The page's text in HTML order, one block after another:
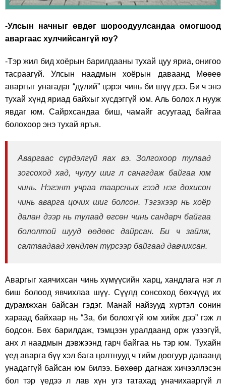
-Улсын начныг өвдөг шороодуулсандаа омогшоод
аваргаас хулчийсангүй юу?
-Тэр жил бид хоёрын барилдааны тухай цуу яриа, онигоо
тасраагүй. Улсын наадмын хоёрын даваанд Мөөеө
аваргыг унагадаг “дүлий” цэрэг чинь би шүү дээ. Би ч энэ
тухай хүнд яриад байхыг хүсдэггүй юм. Аль болох л нууж
явдаг юм. Сайрхсандаа биш, чамайг асуугаад байгаа
болохоор энэ тухай яръя.
Аваргаас сүрдэлгүй яах вэ. Золгохоор тулаад
зогсоход хад, чулуу шиг л санагдаж байгаа юм
чинь. Нэгэнт учраа таарсных гээд нэг дохисон
чинь аварга цочих шиг болсон. Тэгэхээр нь хоёр
далан дээр нь тулаад өгсөн чинь сандарч байгаа
бололтой шууд өөдөөс дайрсан. Би ч зайлж,
салтаадаад хөндлөн түрсээр байгаад давчихсан.
Аваргыг хаячихсан чинь хүмүүсийн харц, хандлага нэг л
биш болоод явчихлаа шүү. Сүүлд сонсоход бөхчүүд их
дурамжхан байсан гэдэг. Манай найзууд хүртэл сонин
хараад байхаар нь “За, би болохгүй юм хийж дээ” гэж л
бодсон. Бөх барилдаж, тэмцээн уралдаанд орж үзээгүй,
анх л наадмын дэвжээнд гарч байгаа нь тэр юм. Тухайн
үед аварга бүү хэл бага цолтнууд ч тийм доогуур даваанд
унадаггүй байсан юм билээ. Бөхөөр дагнаж хичээллэсэн
бол тэр үедээ л лав хүн угз татахад уначихааргүй л